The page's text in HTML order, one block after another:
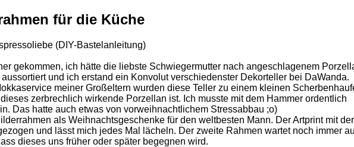
für die Küche
gekommen, ich hätte die liebste Schwiegermutter nach angeschlagenem
und ich erstand ein Konvolut verschiedenster Dekorteller bei DaWanda.
meiner Großeltern wurden diese Teller zu einem kleinen
zerbrechlich wirkende Porzellan ist. Ich musste mit dem Hammer ordentlich
Das hatte auch etwas von vorweihnachtlichem Stressabbau ;o)
als Weihnachtsgeschenke für den weltbesten Mann. Der Artprint mit der
und lässt mich jedes Mal lächeln. Der zweite Rahmen wartet noch immer
dieses uns früher oder später begegnen wird.